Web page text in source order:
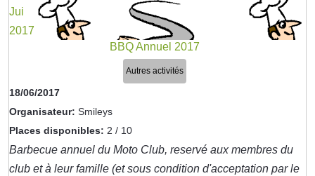
Jui
2017
BBQ Annuel 2017
Autres activités
18/06/2017
Organisateur: Smileys
Places disponibles: 2 / 10
Barbecue annuel du Moto Club, reservé aux membres du
club et à leur famille (et sous condition d'acceptation par le